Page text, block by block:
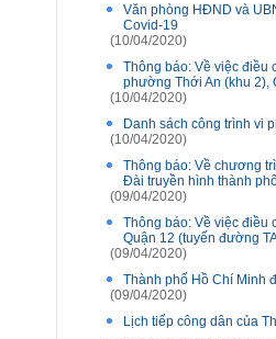
Văn phòng HĐND và
Covid-19
(10/04/2020)
Thông báo: Về việc điều
phường Thới An (khu 2),
(10/04/2020)
Danh sách công trình vi
(10/04/2020)
Thông báo: Về chương
Đài truyền hình thành
(09/04/2020)
Thông báo: Về việc điều
Quận 12 (tuyến đường
(09/04/2020)
Thành phố Hồ Chí Minh
(09/04/2020)
Lịch tiếp công dân của